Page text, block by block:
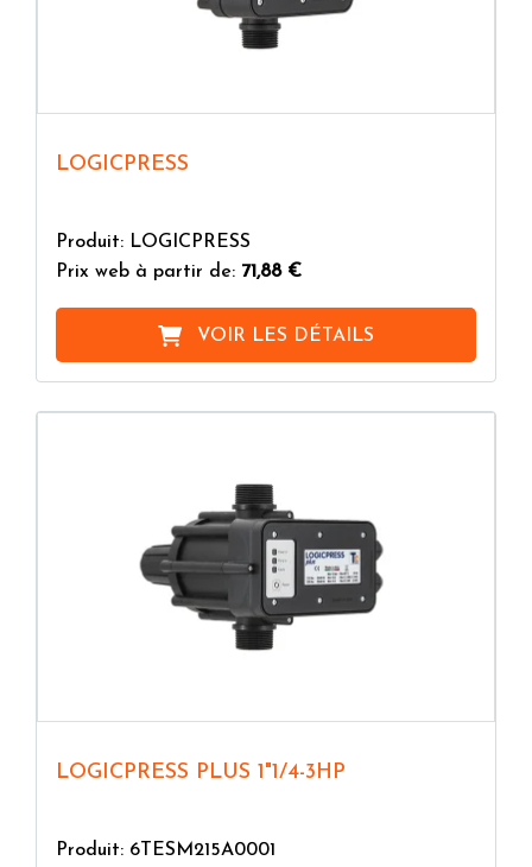
LOGICPRESS
Produit: LOGICPRESS
Prix web à partir de: 71,88 €
VOIR LES DÉTAILS
LOGICPRESS PLUS 1"1/4-3HP
Produit: 6TESM215A0001